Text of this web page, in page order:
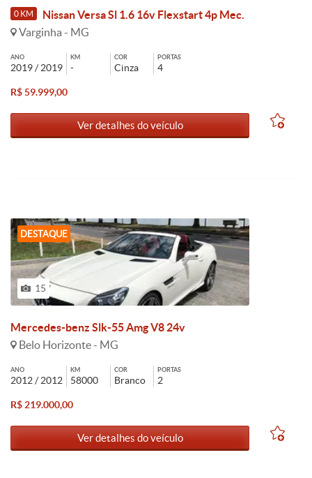
0 KM
Nissan Versa Sl 1.6 16v Flexstart 4p Mec.
Varginha - MG
ANO
2019 / 2019
KM
-
COR
Cinza
PORTAS
4
R$ 59.999,00
Ver detalhes do veículo
DESTAQUE
15
Mercedes-benz Slk-55 Amg V8 24v
Belo Horizonte - MG
ANO
2012 / 2012
KM
58000
COR
Branco
PORTAS
2
R$ 219.000,00
Ver detalhes do veículo